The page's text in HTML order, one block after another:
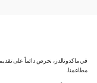
في ماكدونالدز، نحرص دائماً على
مطاعمنا.